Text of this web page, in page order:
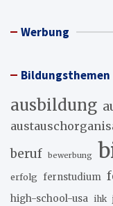
Werbung
Bildungsthemen
ausbildung
beruf bewerbung
erfolg fernstudium
high-school-usa ihk